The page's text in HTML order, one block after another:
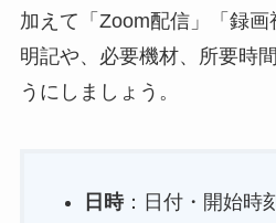
加えて「Zoom配信」「録
明記や、必要機材、所要時
うにしましょう。
日時：日付・開始時